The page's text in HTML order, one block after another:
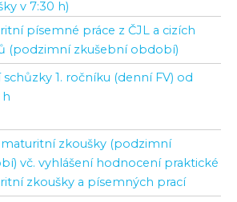
v 7:30 h)
písemné práce z ČJL a cizích
(podzimní zkušební období)
1. ročníku (denní FV) od
h
zkoušky (podzimní
vč. vyhlášení hodnocení praktické
zkoušky a písemných prací